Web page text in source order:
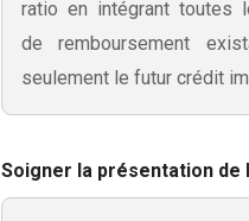
ratio en intégrant toutes
de remboursement
seulement le futur crédit
Soigner la présentation de